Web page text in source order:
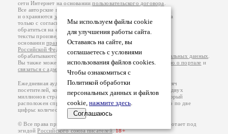
Мы используем файлы cookie
для улучшения работы сайта.
Оставаясь на сайте, вы
соглашаетесь с условиями
использования файлов cookies.
Чтобы ознакомиться с
Политикой обработки
персональных данных и файлов
cookie, нажмите здесь.
Соглашаюсь
сети Интернет на основаниипользовательского договора
Все авторские права на произведения принадлежат авторам
и охраняются законом
. Перепечатка произведений возможна
только с согласия его автора, к которому вы можете
обратиться на его авторской странице. Ответственность за
тексты произведений авторы несут самостоятельно на
основанииправил публикацииизаконодательства
Российской Федерации
обрабатываются на основанииПолитики обработки персональных данных
Вы также можете посмотреть более подробнуюинформацию о портале и
связаться с администрацией
Ежедневная аудитория портала Стихи.ру – порядка 200 тысяч
посетителей, которые в общей сумме просматривают более двух
миллионов страниц по данным счетчика посещаемости, который
расположен справа от этого текста. В каждой графе указано по две
цифры: количество просмотров и количество посетителей.
© Все права принадлежат авторам, 2000-2026. Портал работает под
эгидойРоссийского союза писателей.18+